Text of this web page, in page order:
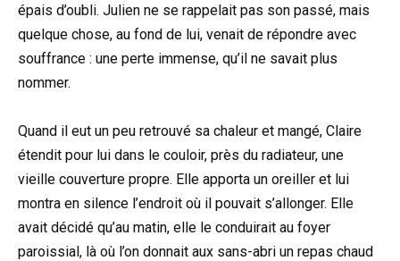
épais d’oubli. Julien ne se rappelait pas son passé, mais
quelque chose, au fond de lui, venait de répondre avec
souffrance : une perte immense, qu’il ne savait plus
nommer.
Quand il eut un peu retrouvé sa chaleur et mangé, Claire
étendit pour lui dans le couloir, près du radiateur, une
vieille couverture propre. Elle apporta un oreiller et lui
montra en silence l’endroit où il pouvait s’allonger. Elle
avait décidé qu’au matin, elle le conduirait au foyer
paroissial, là où l’on donnait aux sans-abri un repas chaud